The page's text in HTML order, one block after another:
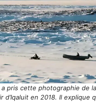
a pris cette photographie de
d’Iqaluit en 2018. Il explique